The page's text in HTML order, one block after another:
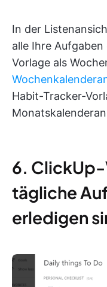
In der
alle Ihre
Vorlage als
Habit-Tracker-
6.
tägliche
erledigen